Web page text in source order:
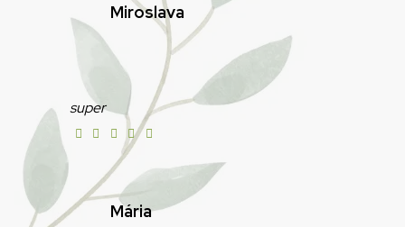
Miroslava
super
Mária